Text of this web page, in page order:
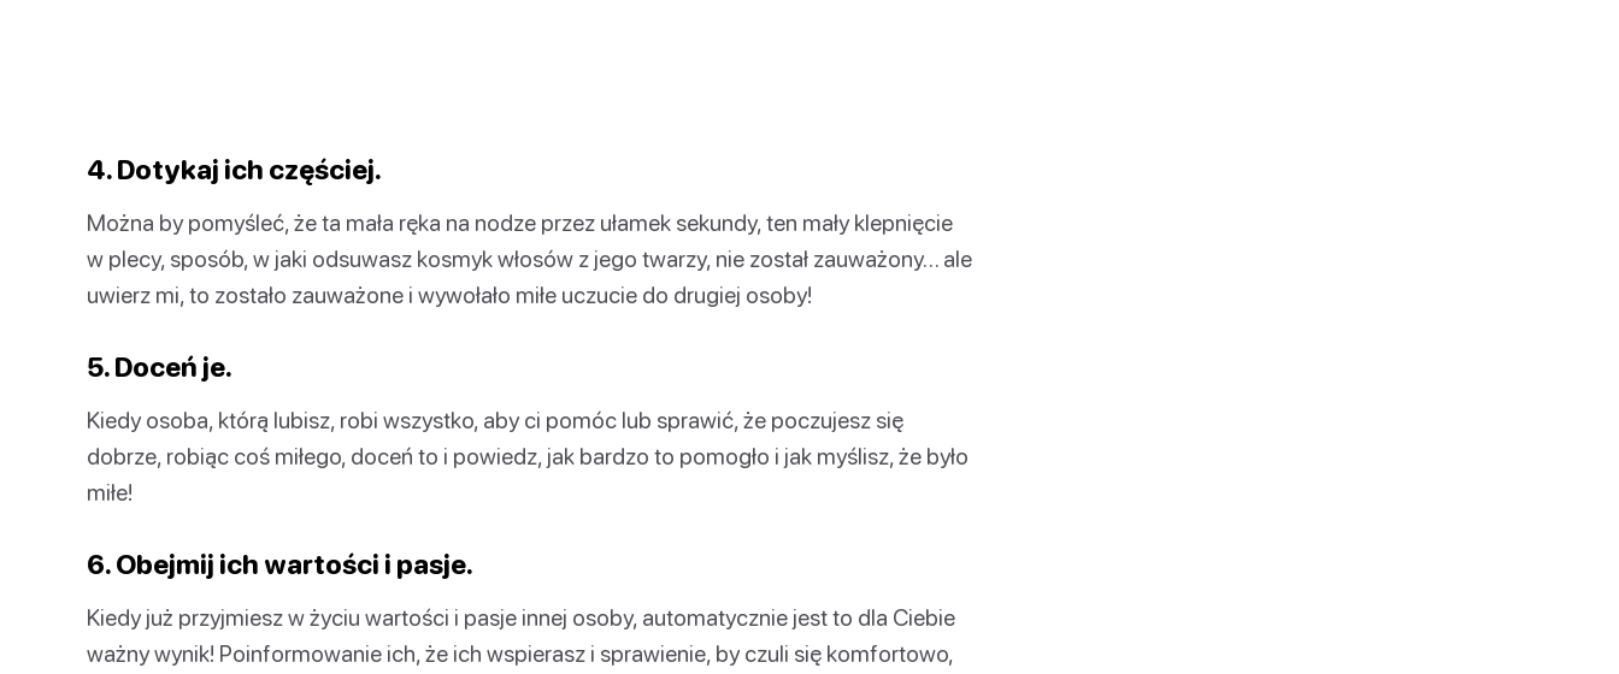
4. Dotykaj ich częściej.
Można by pomyśleć, że ta mała ręka na nodze przez ułamek sekundy, ten mały klepnięcie
w plecy, sposób, w jaki odsuwasz kosmyk włosów z jego twarzy, nie został zauważony… ale
uwierz mi, to zostało zauważone i wywołało miłe uczucie do drugiej osoby!
5. Doceń je.
Kiedy osoba, którą lubisz, robi wszystko, aby ci pomóc lub sprawić, że poczujesz się
dobrze, robiąc coś miłego, doceń to i powiedz, jak bardzo to pomogło i jak myślisz, że było
miłe!
6. Obejmij ich wartości i pasje.
Kiedy już przyjmiesz w życiu wartości i pasje innej osoby, automatycznie jest to dla Ciebie
ważny wynik! Poinformowanie ich, że ich wspierasz i sprawienie, by czuli się komfortowo,